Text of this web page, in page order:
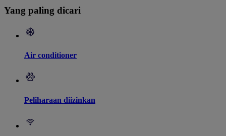
Yang paling dicari
Air conditioner
Peliharaan diizinkan